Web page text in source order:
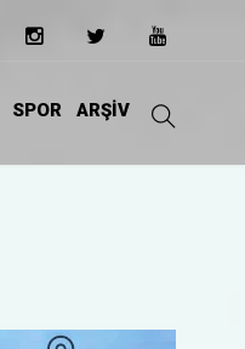
SPOR ARŞİV